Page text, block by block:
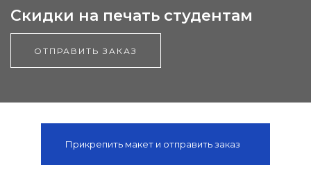
Скидки на печать студентам
ОТПРАВИТЬ ЗАКАЗ
Прикрепить макет и отправить заказ